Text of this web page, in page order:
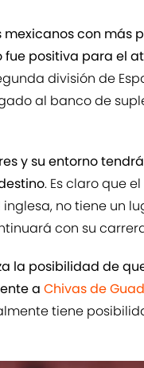
mexicanos con más
positiva para el
división de
al banco de
y su entorno
. Es claro que
no tiene un
con su
la posibilidad de
a Chivas de
tiene